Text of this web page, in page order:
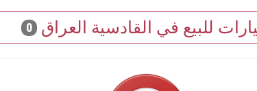
للبيع في القادسية العراق 0